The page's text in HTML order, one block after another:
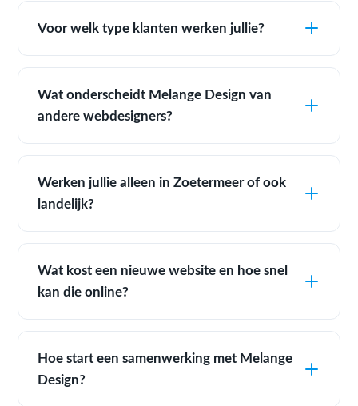
Voor welk type klanten werken jullie?
Wat onderscheidt Melange Design van
andere webdesigners?
Werken jullie alleen in Zoetermeer of ook
landelijk?
Wat kost een nieuwe website en hoe snel
kan die online?
Hoe start een samenwerking met Melange
Design?